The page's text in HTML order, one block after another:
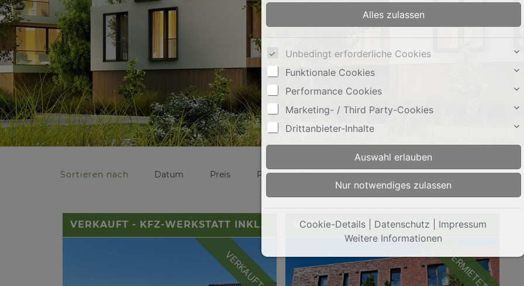
Sortieren nach Datum Preis PLZ Ort Objekt-Nr.
VERKAUFT - KFZ-WERKSTATT INKLUSIVE GERÄUMIGEM WOHNHAUS
VERKAUFT
VERMIETET // NEUBAU: RUHIG GELEGENES BÜRO IN TOPLAGE
VERMIETET
Unbedingt erforderliche Cookies
Funktionale Cookies
Performance Cookies
Marketing- / Third Party-Cookies
Drittanbieter-Inhalte
Cookie-Details Datenschutz
Impressum
Weitere Informationen